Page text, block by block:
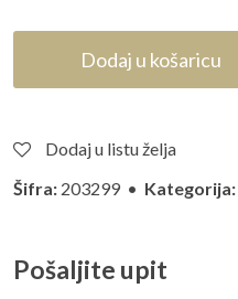
Dodaj u košaricu
Dodaj u listu želja
Šifra: 203299 • Kategorija:
Pošaljite upit